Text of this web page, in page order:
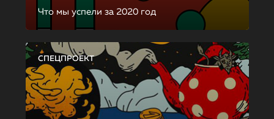
Что мы успели за 2020 год
СПЕЦПРОЕКТ